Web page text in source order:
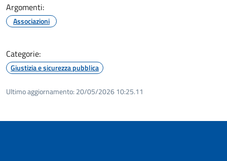
Argomenti:
Associazioni
Categorie:
Giustizia e sicurezza pubblica
Ultimo aggiornamento: 20/05/2026 10:25.11